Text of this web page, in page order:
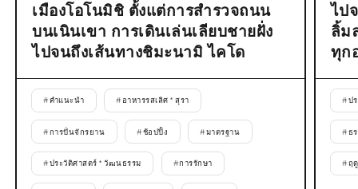
เมืองโอโนมิชิ ตั้งแต่การสำรวจถนน
บนเนินเขา การเดินเล่นเลียบชายฝั่ง
ไปจนถึงเส้นทางชิมะนามิ ไคโด
#คำแนะนำ # อาหารรสเลิศ * สุรา
#การปั่นจักรยาน #ช้อปปิ้ง #มาตรฐาน
#ประวัติศาสตร์ * วัฒนธรรม #การรักษา
ไป
ลิ้ม
ทุก
#ป
#ธ
#ฤ